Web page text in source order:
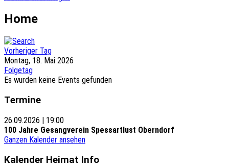
Home
Vorheriger Tag
Montag, 18. Mai 2026
Folgetag
Es wurden keine Events gefunden
Termine
26.09.2026 | 19:00
100 Jahre Gesangverein Spessartlust Oberndorf
Ganzen Kalender ansehen
Kalender Heimat Info